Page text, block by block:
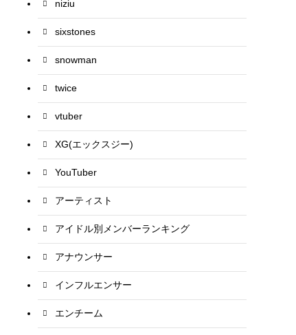
niziu
sixstones
snowman
twice
vtuber
XG(エックスジー)
YouTuber
アーティスト
アイドル別メンバーランキング
アナウンサー
インフルエンサー
エンチーム